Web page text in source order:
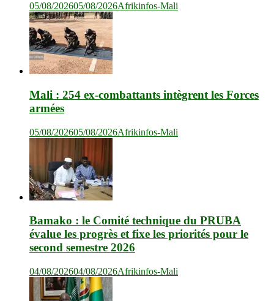
05/08/202605/08/2026Afrikinfos-Mali
Mali : 254 ex-combattants intègrent les Forces
armées
05/08/202605/08/2026Afrikinfos-Mali
Bamako : le Comité technique du PRUBA
évalue les progrès et fixe les priorités pour le
second semestre 2026
04/08/202604/08/2026Afrikinfos-Mali